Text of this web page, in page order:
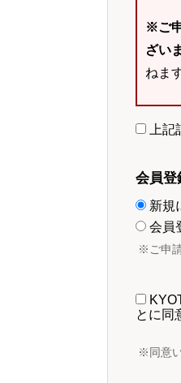
※ご
ざい
ねま
上
会員登
新規
会員
※ご申
とに同
※同意